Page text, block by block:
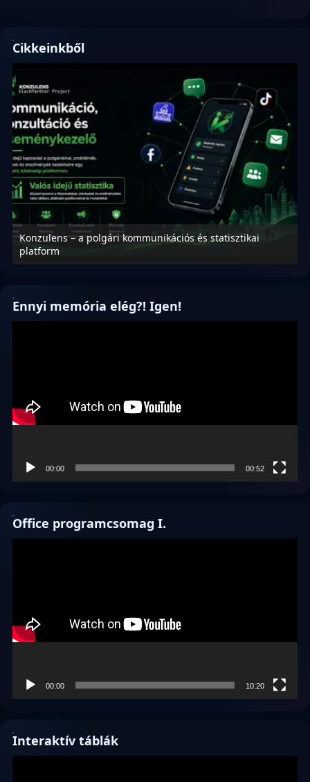
Cikkeinkből
Konzulens – a polgári kommunikációs és statisztikai
platform
Ennyi memória elég?! Igen!
00:00 00:52
Office programcsomag I.
00:00 10:20
Interaktív táblák